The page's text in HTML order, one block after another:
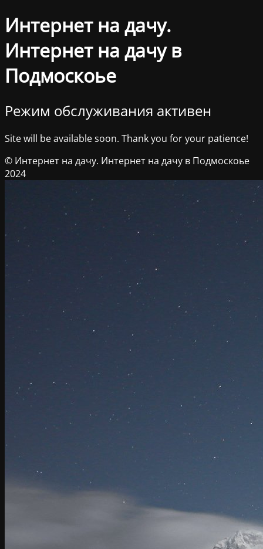
Интернет на дачу.
Интернет на дачу в
Подмоскоье
Режим обслуживания активен
Site will be available soon. Thank you for your patience!
© Интернет на дачу. Интернет на дачу в Подмоскоье
2024